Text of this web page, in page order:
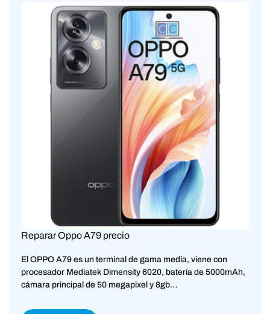
Reparar Oppo A79 precio
El OPPO A79 es un terminal de gama media, viene con
procesador Mediatek Dimensity 6020, batería de 5000mAh,
cámara principal de 50 megapixel y 8gb…